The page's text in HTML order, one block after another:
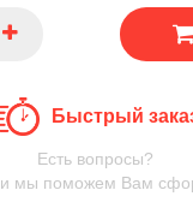
Быстрый
Есть вопросы?
мы поможем Вам